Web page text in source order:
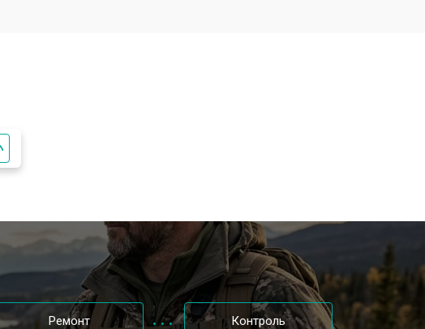
Ремонт Контроль